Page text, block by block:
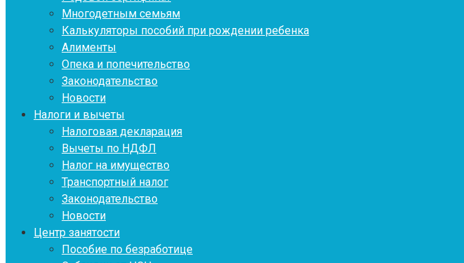
Многодетным семьям
Калькуляторы пособий при рождении ребенка
Алименты
Опека и попечительство
Законодательство
Новости
Налоги и вычеты
Налоговая декларация
Вычеты по НДФЛ
Налог на имущество
Транспортный налог
Законодательство
Новости
Центр занятости
Пособие по безработице